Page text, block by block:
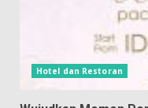
Hotel dan Restoran